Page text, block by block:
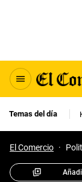
Temas del día
El Comercio ·